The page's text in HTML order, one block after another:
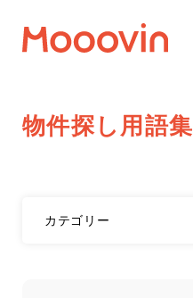
物件探し用語集
カテゴリー